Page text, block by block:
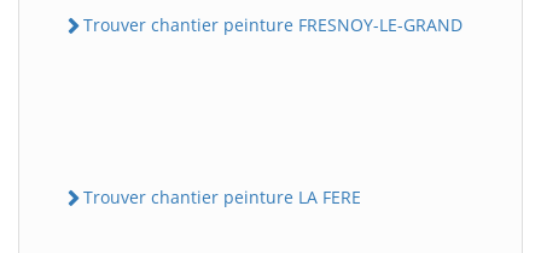
Trouver chantier peinture FRESNOY-LE-GRAND
Trouver chantier peinture LA FERE